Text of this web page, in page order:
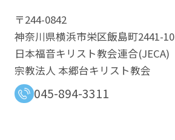
〒244-0842
神奈川県横浜市栄区飯島町2441-10
日本福音キリスト教会連合​(JECA)
宗教法人 本郷台キリスト教会
045-894-3311